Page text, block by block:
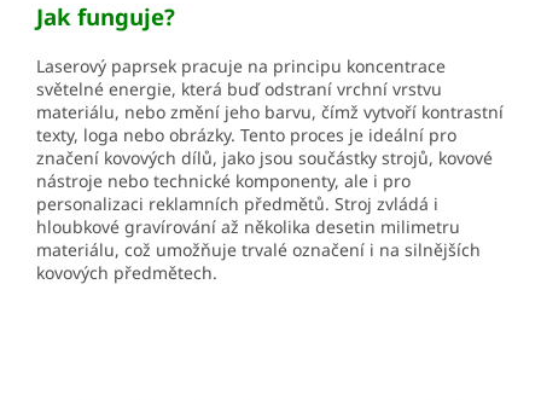
Jak funguje?
Laserový paprsek pracuje na principu koncentrace
světelné energie, která buď odstraní vrchní vrstvu
materiálu, nebo změní jeho barvu, čímž vytvoří kontrastní
texty, loga nebo obrázky. Tento proces je ideální pro
značení kovových dílů, jako jsou součástky strojů, kovové
nástroje nebo technické komponenty, ale i pro
personalizaci reklamních předmětů. Stroj zvládá i
hloubkové gravírování až několika desetin milimetru
materiálu, což umožňuje trvalé označení i na silnějších
kovových předmětech.